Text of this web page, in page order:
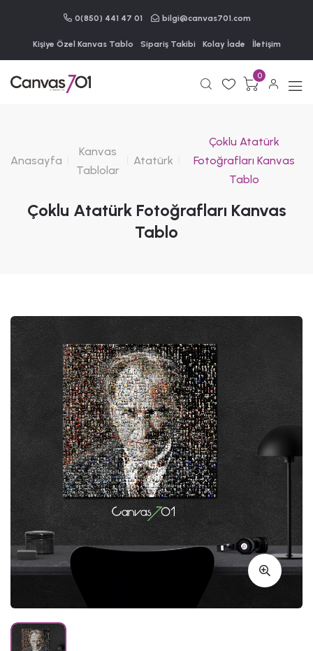
0(850) 441 47 01 bilgi@canvas701.com
Kişiye Özel Kanvas Tablo Sipariş Takibi Kolay İade İletişim
0
Anasayfa
Kanvas
Tablolar
Atatürk
Çoklu Atatürk
Fotoğrafları Kanvas
Tablo
Çoklu Atatürk Fotoğrafları Kanvas
Tablo